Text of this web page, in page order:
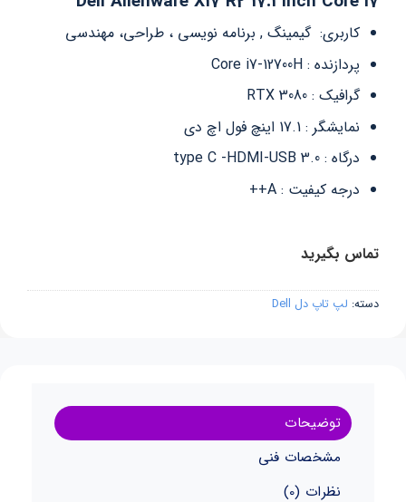
کاربری: گیمینگ , برنامه نویسی ، طراحی، مهندسی
پردازنده : Core i7-12700H
گرافیک : RTX 3080
نمایشگر : 17.1 اینچ فول اچ دی
درگاه : type C -HDMI-USB 3.0
درجه کیفیت : A++
تماس بگیرید
دسته: لپ تاپ دل Dell
توضیحات
مشخصات فنی
نظرات (0)